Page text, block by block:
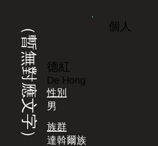
（暫無對應文字） 個人
德紅
De Hong
性別
男
族群
達斡爾族